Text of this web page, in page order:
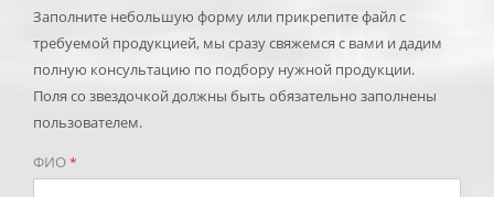
Заполните небольшую форму или прикрепите файл с
требуемой продукцией, мы сразу свяжемся с вами и дадим
полную консультацию по подбору нужной продукции.
Поля со звездочкой должны быть обязательно заполнены
пользователем.
ФИО*